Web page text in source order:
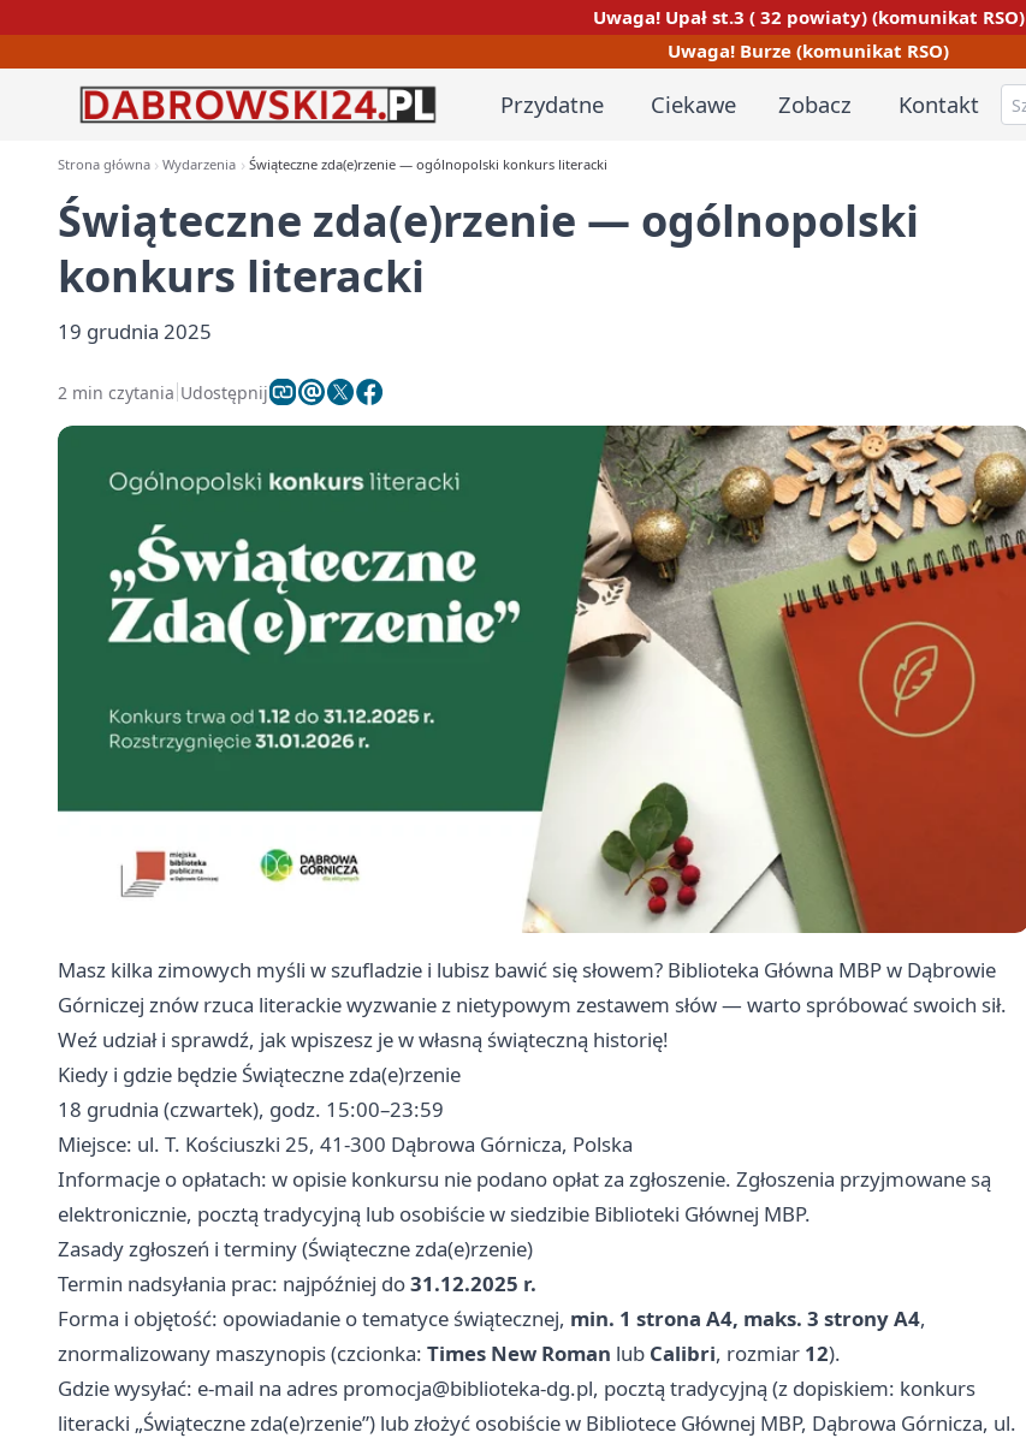
Uwaga! Upał st.3 ( 32 powiaty) (komunikat RSO)
Uwaga! Burze (komunikat RSO)
Przydatne Ciekawe Zobacz Kontakt
Strona główna Wydarzenia Świąteczne zda(e)rzenie — ogólnopolski konkurs literacki
Świąteczne zda(e)rzenie — ogólnopolski
konkurs literacki
19 grudnia 2025
2 min czytania Udostępnij
Masz kilka zimowych myśli w szufladzie i lubisz bawić się słowem? Biblioteka Główna MBP w Dąbrowie
Górniczej znów rzuca literackie wyzwanie z nietypowym zestawem słów — warto spróbować swoich sił.
Weź udział i sprawdź, jak wpiszesz je w własną świąteczną historię!
Kiedy i gdzie będzie Świąteczne zda(e)rzenie
18 grudnia (czwartek), godz. 15:00–23:59
Miejsce: ul. T. Kościuszki 25, 41-300 Dąbrowa Górnicza, Polska
Informacje o opłatach: w opisie konkursu nie podano opłat za zgłoszenie. Zgłoszenia przyjmowane są
elektronicznie, pocztą tradycyjną lub osobiście w siedzibie Biblioteki Głównej MBP.
Zasady zgłoszeń i terminy (Świąteczne zda(e)rzenie)
Termin nadsyłania prac: najpóźniej do31.12.2025 r.
Forma i objętość: opowiadanie o tematyce świątecznej, min. 1 strona A4, maks. 3 strony A4,
znormalizowany maszynopis (czcionka: Times New Roman lub Calibri, rozmiar 12).
Gdzie wysyłać: e-mail na adres promocja@biblioteka-dg.pl, pocztą tradycyjną (z dopiskiem: konkurs
literacki „Świąteczne zda(e)rzenie”) lub złożyć osobiście w Bibliotece Głównej MBP, Dąbrowa Górnicza, ul.